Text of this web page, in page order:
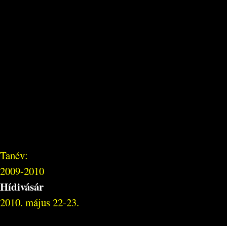
Tanév:
2009-2010
Hídivásár
2010. május 22-23.